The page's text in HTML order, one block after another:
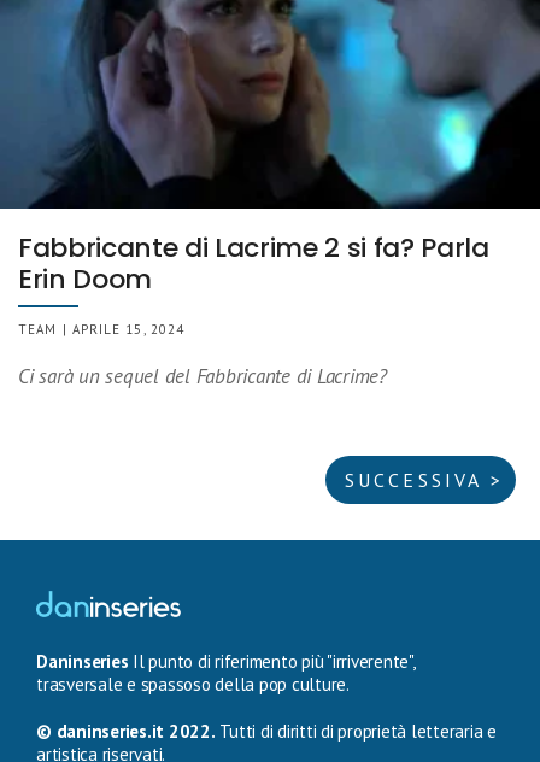
Fabbricante di Lacrime 2 si fa? Parla
Erin Doom
TEAM | APRILE 15, 2024
Ci sarà un sequel del Fabbricante di Lacrime?
SUCCESSIVA >
Daninseries Il punto di riferimento più "irriverente",
trasversale e spassoso della pop culture.
© daninseries.it 2022. Tutti di diritti di proprietà letteraria e
artistica riservati.